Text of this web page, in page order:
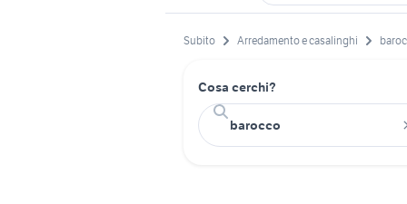
Subito Arredamento e casalinghi
Cosa cerchi?